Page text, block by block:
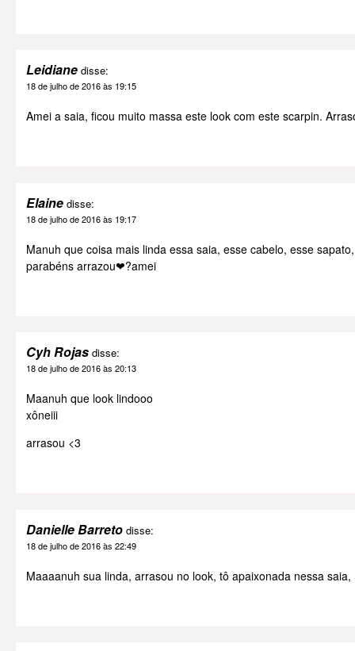
Leidiane disse:
18 de julho de 2016 às 19:15
Amei a saia, ficou muito massa este look com este scarpin.
Elaine disse:
18 de julho de 2016 às 19:17
Manuh que coisa mais linda essa saia, esse cabelo, esse
parabéns arrazou❤?amei
Cyh Rojas disse:
18 de julho de 2016 às 20:13
Maanuh que look lindooo
xôneiii
arrasou <3
Danielle Barreto disse:
18 de julho de 2016 às 22:49
Maaaanuh sua linda, arrasou no look, tô apaixonada nessa